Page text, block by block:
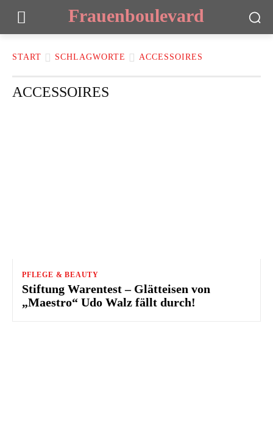
Frauenboulevard
START SCHLAGWORTE ACCESSOIRES
ACCESSOIRES
PFLEGE & BEAUTY
Stiftung Warentest – Glätteisen von
„Maestro“ Udo Walz fällt durch!